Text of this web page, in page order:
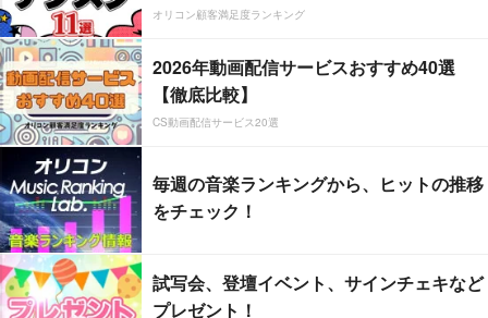
オリコン顧客満足度ランキング
2026年動画配信サービスおすすめ40選
【徹底比較】
CS動画配信サービス20選
毎週の音楽ランキングから、ヒットの推移
をチェック！
試写会、登壇イベント、サインチェキなど
プレゼント！